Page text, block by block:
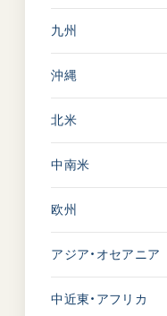
九州
沖縄
北米
中南米
欧州
アジア・オセアニア
中近東・アフリカ